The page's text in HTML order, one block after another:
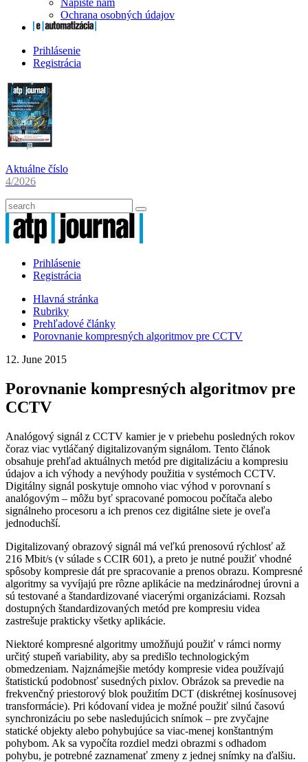
Napíšte nám
Ochrana osobných údajov
Prihlásenie
Registrácia
Aktuálne číslo
4/2026
Prihlásenie
Registrácia
Hlavná stránka
Rubriky
Prehľadové články
Porovnanie kompresných algoritmov pre CCTV
12. June 2015
Porovnanie kompresných algoritmov pre
CCTV
Analógový signál z CCTV kamier je v priebehu posledných rokov
čoraz viac vytláčaný digitalizovaným signálom. Tento článok
obsahuje prehľad aktuálnych metód pre digitalizáciu a kompresiu
údajov a ich výhody a nevýhody použitia v systémoch CCTV.
Digitálny signál poskytuje omnoho viac výhod v porovnaní s
analógovým – môžu byť spracované pomocou počítača alebo
signálneho procesoru a ich prenos cez digitálne siete je oveľa
jednoduchší.
Digitalizovaný obrazový signál má veľkú prenosovú rýchlosť až
216 Mbit/s (v súlade s CCIR 601), a preto je nutné použiť vhodné
spôsoby kompresie dát pre spracovanie a prenos obrazu. Kompresné
algoritmy sa vyvíjajú pre rôzne aplikácie na medzinárodnej úrovni a
sú testované a štandardizované viacerými organizáciami. Rozsah
dostupných štandardizovaných metód pre kompresiu videa
zastrešuje prakticky všetky aplikácie.
Niektoré kompresné algoritmy umožňujú použiť v rámci normy
určitý stupeň variability, aby sa predišlo technologickým
obmedzeniam. Najznámejšie metódy kompresie videa používajú
štatistickú podobnosť susedných pixlov. Obrázok sa prevedie na
frekvenčný priestorový blok použitím DCT (diskrétnej kosínusovej
transformácie). Pri kódovaní videa je možné použiť silnú časovú
synchronizáciu po sebe nasledujúcich snímok – pre zvyčajne
statické objekty alebo pohybujúce sa viac-menej konštantným
pohybom. Ak sa vypočíta rozdiel medzi obrazmi s odhadom
pohybu, je potrebné zaznamenať zmeny z jednej snímky na ďalšiu.